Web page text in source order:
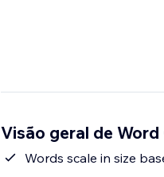
Visão geral de Word
Words scale in size